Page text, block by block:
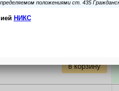
в корзину